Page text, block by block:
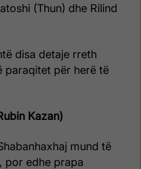
(Thun) dhe Rilind
disa detaje rreth
paraqitet për herë të
Kazan)
mund të
por edhe prapa